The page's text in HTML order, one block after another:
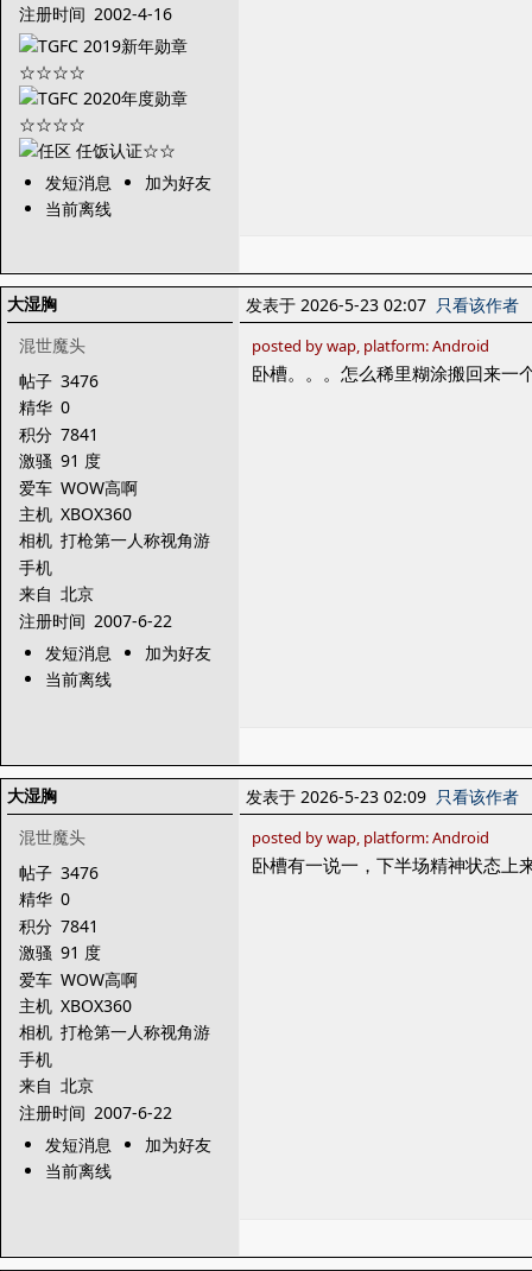
注册时间 2002-4-16
发短消息
加为好友
当前离线
大湿胸
混世魔头
帖子 3476
精华 0
积分 7841
激骚 91 度
爱车 WOW高啊
主机 XBOX360
相机 打枪第一人称视角游
手机
来自 北京
注册时间 2007-6-22
发短消息
加为好友
当前离线
发表于 2026-5-23 02:07 只看该作者
posted by wap, platform: Android
卧槽。。。怎么稀里糊涂搬回来一
大湿胸
混世魔头
帖子 3476
精华 0
积分 7841
激骚 91 度
爱车 WOW高啊
主机 XBOX360
相机 打枪第一人称视角游
手机
来自 北京
注册时间 2007-6-22
发短消息
加为好友
当前离线
发表于 2026-5-23 02:09 只看该作者
posted by wap, platform: Android
卧槽有一说一，下半场精神状态上